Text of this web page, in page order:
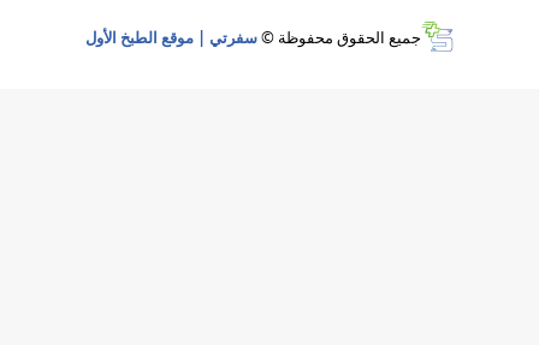
جميع الحقوق محفوظة ©سفرتي | موقع الطبخ الأول